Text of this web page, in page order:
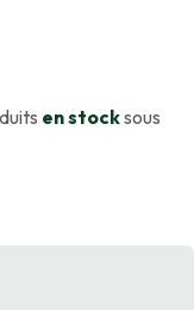
en stocksous